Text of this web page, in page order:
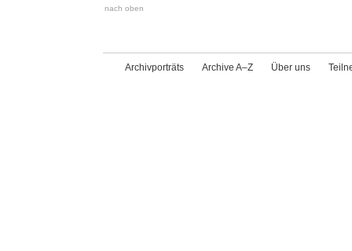
nach oben
Archivporträts Archive A–Z Über uns